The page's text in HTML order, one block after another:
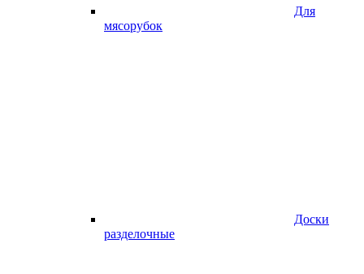
Для
мясорубок
Доски
разделочные